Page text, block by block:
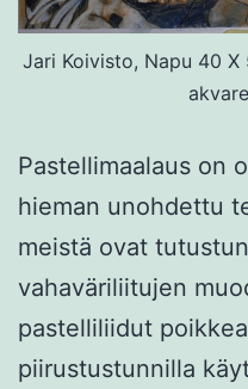
Jari Koivisto, Napu 40
Pastellimaalaus on
hieman unohdettu
meistä ovat
vahaväriliitujen
pastelliliidut
piirustustunnilla